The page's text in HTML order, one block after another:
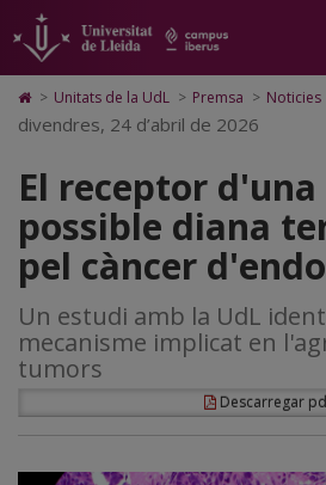
receptor
d'una
proteïna,
possible
diana
terapèutica
pel
càncer
d'endometri
pàgina
principal.
Universitat
Lleida
contingut
principal
Mapa
Web.
Universitat
Cerca
Accessibilitat.
Universitat
Lleida
Icono
de
Home
ir
a
la
página
de
inicio
> Unitats de la UdL > Premsa > Noticies
divendres, 24 d’abril de 2026
El receptor
possible diana
pel càncer
Un estudi amb la UdL
mecanisme implicat en
tumors
Descarregar